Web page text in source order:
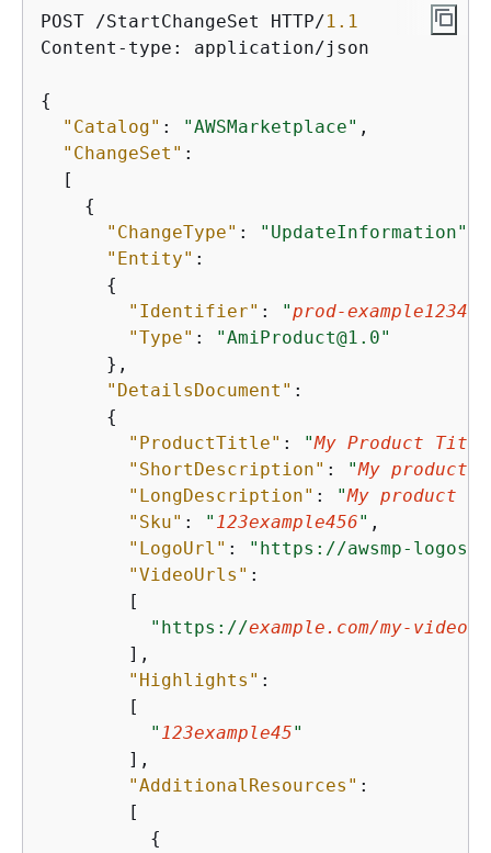
POST /StartChangeSet HTTP/1.1
Content-type: application/json
{
"Catalog" : "AWSMarketplace" ,
"ChangeSet" :
  [
{
"ChangeType" : "UpdateInformation"
"Entity" :
{
"Identifier" : "prod-example12345
"Type" :
"AmiProduct@1.0"
      },
"DetailsDocument" :
{
"ProductTitle" : "My Product Title
"ShortDescription" : "My product
"LongDescription" : "My product
"Sku" : " 123example456" ,
"LogoUrl" :
"https://awsmp-
"VideoUrls" :
        [
"https://example.com/my-video
        ],
"Highlights" :
        [
" 123example45"
        ],
"AdditionalResources" :
        [
{